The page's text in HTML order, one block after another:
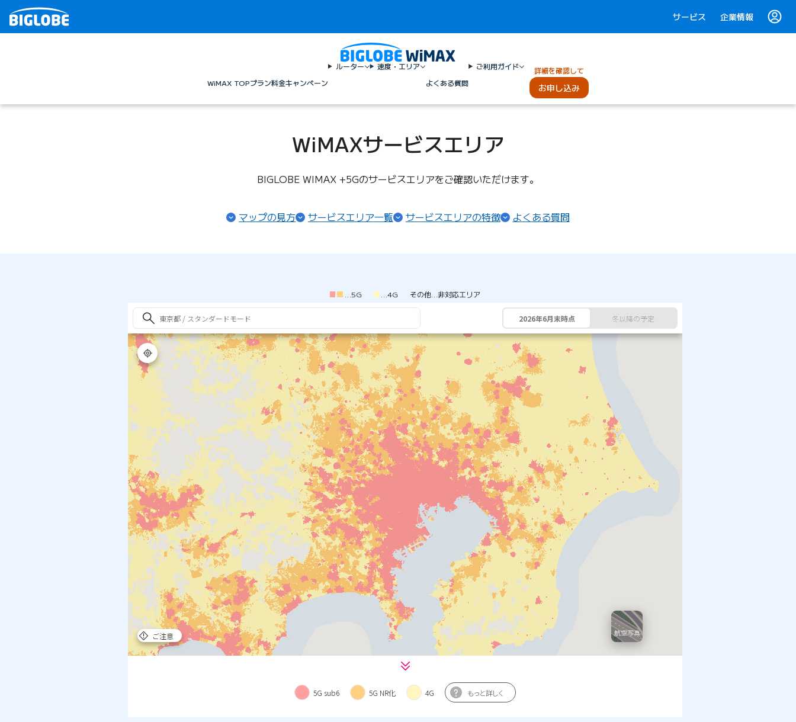
サービス 企業情報
WiMAX TOPプラン料金キャンペーン
ルーター
速度・エリア
よくある質問
ご利用ガイド 詳細を確認して
お申し込み
WiMAXサービスエリア
BIGLOBE WIMAX +5Gのサービスエリアをご確認いただけます。
マップの見方 サービスエリア一覧 サービスエリアの特徴 よくある質問
5G 4G その他 非対応エリア